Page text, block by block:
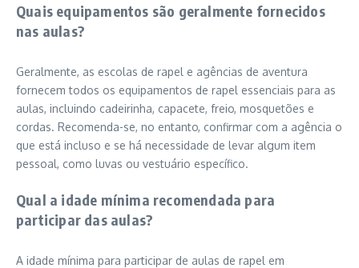
Quais equipamentos são geralmente fornecidos
nas aulas?
Geralmente, as escolas de rapel e agências de aventura
fornecem todos os equipamentos de rapel essenciais para as
aulas, incluindo cadeirinha, capacete, freio, mosquetões e
cordas. Recomenda-se, no entanto, confirmar com a agência o
que está incluso e se há necessidade de levar algum item
pessoal, como luvas ou vestuário específico.
Qual a idade mínima recomendada para
participar das aulas?
A idade mínima para participar de aulas de rapel em